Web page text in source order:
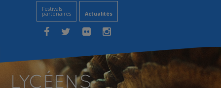
Festivals
partenaires Actualités